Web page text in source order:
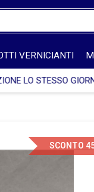
VERNICIANTI
SCONTO